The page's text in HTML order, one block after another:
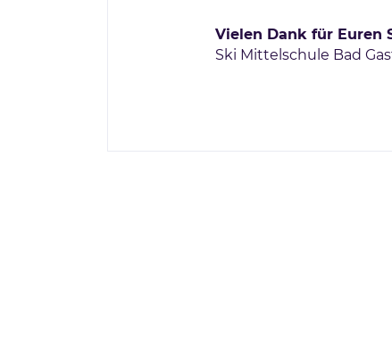
Vielen Dank für Euren
Ski Mittelschule Bad